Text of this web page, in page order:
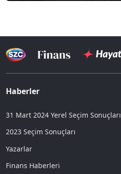
Haberler
31 Mart 2024 Yerel Seçim Sonuçları
2023 Seçim Sonuçları
Yazarlar
Finans Haberleri